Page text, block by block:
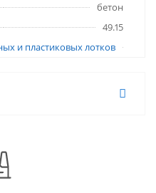
бетон
49.15
и пластиковых лотков